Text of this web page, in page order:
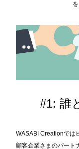
#1: 誰
WASABI Creationでは
顧客企業さまのパート